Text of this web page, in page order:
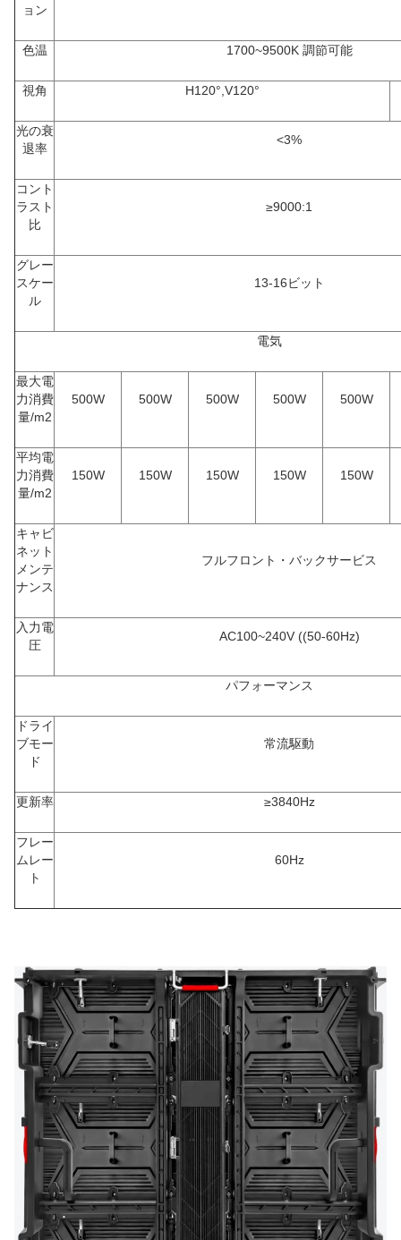
ョン
色温 1700~9500K 調節可能
視角 H120°,V120°
光の衰
退率
<3%
コント
ラスト
比
≥9000:1
グレー
スケー
ル
13-16ビット
電気
最大電
力消費
量/m2
500W 500W 500W 500W 500W
平均電
力消費
量/m2
150W 150W 150W 150W 150W
キャビ
ネット
メンテ
ナンス
フルフロント・バックサービス
入力電
圧
AC100~240V ((50-60Hz)
パフォーマンス
ドライ
ブモー
ド
常流駆動
更新率 ≥3840Hz
フレー
ムレー
ト
60Hz